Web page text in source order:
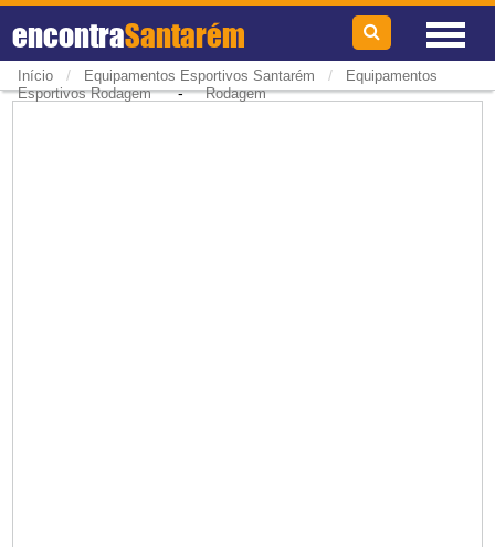
encontraSantarém
Início / Equipamentos Esportivos Santarém /
Equipamentos
Esportivos Rodagem-Rodagem